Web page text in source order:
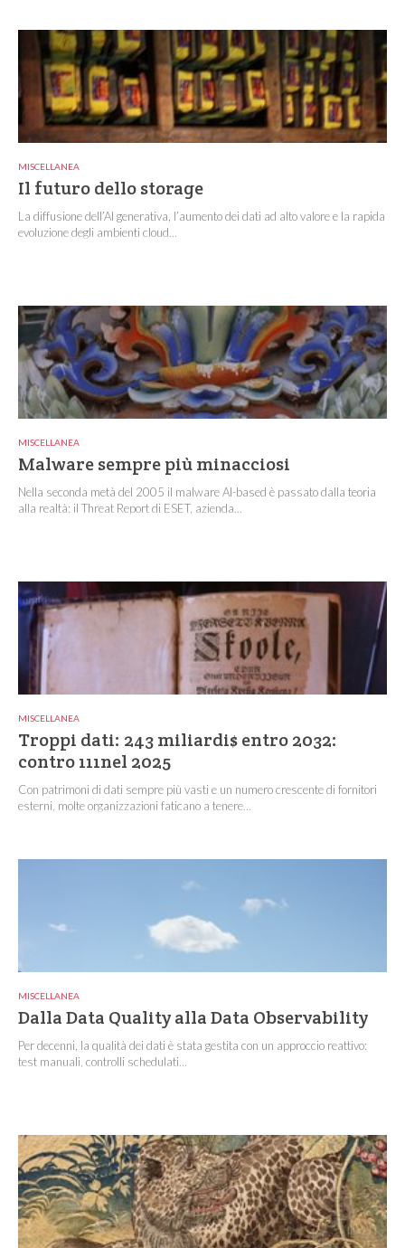
MISCELLANEA
Il futuro dello storage
La diffusione dell’AI generativa, l’aumento dei dati ad alto valore e la rapida
evoluzione degli ambienti cloud...
MISCELLANEA
Malware sempre più minacciosi
Nella seconda metà del 2005 il malware AI-based è passato dalla teoria
alla realtà: il Threat Report di ESET, azienda...
MISCELLANEA
Troppi dati: 243 miliardi$ entro 2032:
contro 111nel 2025
Con patrimoni di dati sempre più vasti e un numero crescente di fornitori
esterni, molte organizzazioni faticano a tenere...
MISCELLANEA
Dalla Data Quality alla Data Observability
Per decenni, la qualità dei dati è stata gestita con un approccio reattivo:
test manuali, controlli schedulati...